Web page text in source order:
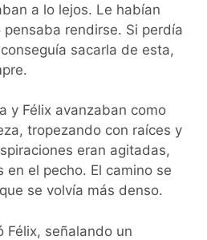
a lo lejos. Le habían
rendirse. Si perdía
sacarla de esta,
y Félix avanzaban como
tropezando con raíces y
eran agitadas,
en el pecho. El camino se
se volvía más denso.
señalando un